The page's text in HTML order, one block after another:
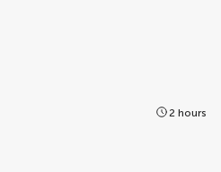
2 hours